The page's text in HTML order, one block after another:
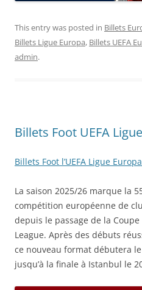
This entry was posted in Billets
Billets Ligue Europa, Billets UEFA
admin.
Billets Foot UEFA
Billets Foot l’UEFA Ligue Europa
La saison 2025/26 marque la
compétition européenne de
depuis le passage de la Coupe
League. Après des débuts
ce nouveau format débutera
jusqu’à la finale à Istanbul le